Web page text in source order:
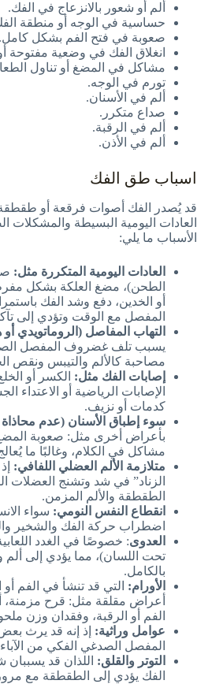
ألم أو شعور بالانزعاج في الفك.
حساسية في الوجه أو منطقة
صعوبة في فتح الفم بشكل كامل.
انغلاق الفك في وضعية مفتوحة
مشاكل في المضغ أو تناول
تورم في الوجه.
ألم في الأسنان.
صداع متكرر.
ألم في الرقبة.
ألم في الأذن.
اسباب طق الفك
قد يُصدر الفك أصوات فرقعة أو طقطقة
العادات اليومية البسيطة والمشكلات
الأسباب ما يلي:
العادات اليومية المتكررة مثل:
الطحن)، مضغ العلكة بشكل
أو الخدين، دفع وشد الفك
المفصل مع الوقت وتؤدي إلى
التهاب المفاصل (الروماتويدي
يسبب تلف غضروف المفصل
مصاحبة كالألم والتيبس ونقص
إصابات الفك مثل: الكسر أو
الإصابات الرياضية أو الاعتداء
كدمات أو نزيف.
سوء إطباق الأسنان (عدم
بأعراض أخرى مثل: صعوبة
مشاكل في الكلام، وغالبًا ما
متلازمة الألم العضلي اللفافي:
الزناد” في شد وتشنج العضلات
الطقطقة والألم المزمن.
انقطاع النفس النومي: سواء
اضطراب حركة الفك والشخير
العدوى: خصوصًا في الغدد
تحت اللسان)، مما يؤدي إلى
بالكامل.
الأورام: التي قد تنشأ في الفم
أعراض مقلقة مثل: قرح مزمنة،
الفم أو الرقبة، وفقدان وزن
عوامل وراثية: إذ إنه قد يرث
المفصل الصدغي الفكي من الآباء
التوتر والقلق: اللذان قد
الفك يؤدي إلى الطقطقة مع